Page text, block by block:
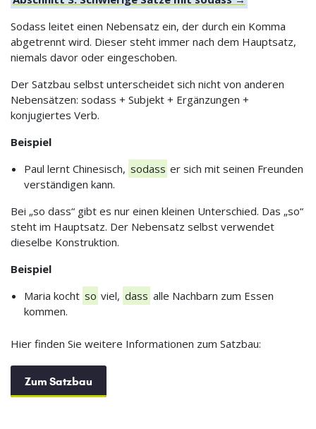
Sodass leitet einen Nebensatz ein, der durch ein Komma
abgetrennt wird. Dieser steht immer nach dem Hauptsatz,
niemals davor oder eingeschoben.
Der Satzbau selbst unterscheidet sich nicht von anderen
Nebensätzen: sodass + Subjekt + Ergänzungen +
konjugiertes Verb.
Beispiel
Paul lernt Chinesisch, sodass er sich mit seinen Freunden
verständigen kann.
Bei „so dass“ gibt es nur einen kleinen Unterschied. Das „so“
steht im Hauptsatz. Der Nebensatz selbst verwendet
dieselbe Konstruktion.
Beispiel
Maria kocht so viel, dass alle Nachbarn zum Essen
kommen.
Hier finden Sie weitere Informationen zum Satzbau:
Zum Satzbau